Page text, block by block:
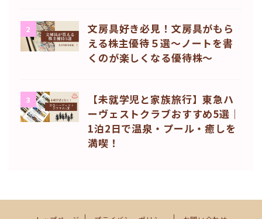
2
文房具好き必見！文房具がもら
える株主優待５選〜ノートを書
くのが楽しくなる優待株〜
3
【未就学児と家族旅行】東急ハ
ーヴェストクラブおすすめ5選｜
1泊2日で温泉・プール・癒しを
満喫！